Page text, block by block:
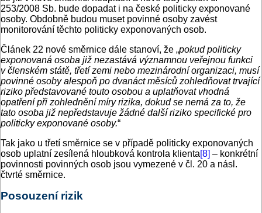
253/2008 Sb. bude dopadat i na české politicky exponované
osoby. Obdobně budou muset povinné osoby zavést
monitorování těchto politicky exponovaných osob.
Článek 22 nové směrnice dále stanoví, že „pokud politicky
exponovaná osoba již nezastává významnou veřejnou funkci
v členském státě, třetí zemi nebo mezinárodní organizaci, musí
povinné osoby alespoň po dvanáct měsíců zohledňovat trvající
riziko představované touto osobou a uplatňovat vhodná
opatření při zohlednění míry rizika, dokud se nemá za to, že
tato osoba již nepředstavuje žádné další riziko specifické pro
politicky exponované osoby.“
Tak jako u třetí směrnice se v případě politicky exponovaných
osob uplatní zesílená hloubková kontrola klienta[8] – konkrétní
povinnosti povinných osob jsou vymezené v čl. 20 a násl.
čtvrté směrnice.
Posouzení rizik